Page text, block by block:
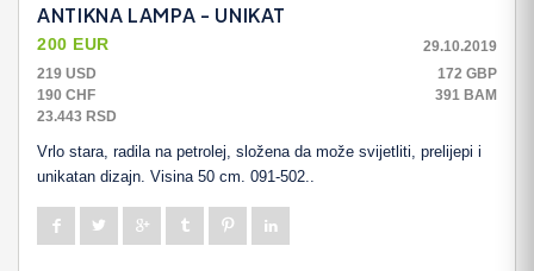
ANTIKNA LAMPA - UNIKAT
200 EUR
29.10.2019
219 USD
172 GBP
190 CHF
391 BAM
23.443 RSD
Vrlo stara, radila na petrolej, složena da može svijetliti, prelijepi i
unikatan dizajn. Visina 50 cm. 091-502..